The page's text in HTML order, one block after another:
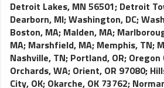
Detroit Lakes, MN 56501; Detroit
Dearborn, MI;Washington, DC;
Boston, MA; Malden, MA;
MA; Marshfield, MA; Memphis, TN;
Nashville, TN; Portland, OR; Oregon
Orchards, WA; Orient, OR 97080;
City, OK; Okarche, OK 73762;